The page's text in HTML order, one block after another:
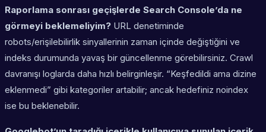
Raporlama sonrası geçişlerde Search Console’da ne
görmeyi beklemeliyim? URL denetiminde
robots/erişilebilirlik sinyallerinin zaman içinde değiştiğini ve
indeks durumunda yavaş bir güncellenme görebilirsiniz. Crawl
davranışı loglarda daha hızlı belirginleşir. “Keşfedildi ama dizine
eklenmedi” gibi kategoriler artabilir; ancak hedefiniz noindex
ise bu beklenebilir.